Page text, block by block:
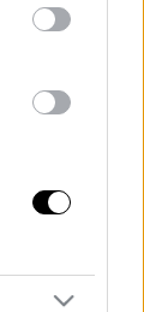
μέσα